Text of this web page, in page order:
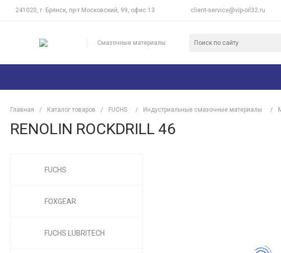
241020, г. Брянск, пр-т Московский, 99, офис 13 client-service@vip-oil32.ru
Смазочные материалы
Главная / Каталог товаров / FUCHS / Индустриальные смазочные материалы /
RENOLIN ROCKDRILL 46
FUCHS
FOXGEAR
FUCHS LUBRITECH